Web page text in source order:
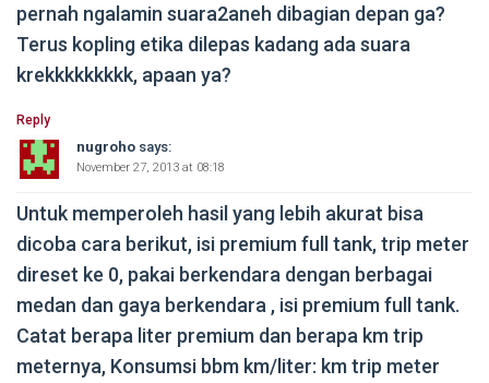
pernah ngalamin suara2aneh dibagian depan ga?
Terus kopling etika dilepas kadang ada suara
krekkkkkkkkk, apaan ya?
Reply
nugroho says:
November 27, 2013 at 08:18
Untuk memperoleh hasil yang lebih akurat bisa
dicoba cara berikut, isi premium full tank, trip meter
direset ke 0, pakai berkendara dengan berbagai
medan dan gaya berkendara , isi premium full tank.
Catat berapa liter premium dan berapa km trip
meternya, Konsumsi bbm km/liter: km trip meter